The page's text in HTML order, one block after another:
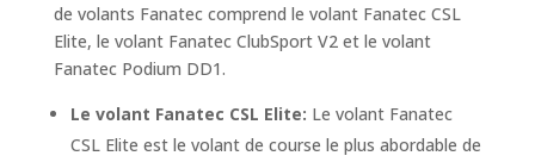
de volants Fanatec comprend le volant Fanatec CSL
Elite, le volant Fanatec ClubSport V2 et le volant
Fanatec Podium DD1.
Le volant Fanatec CSL Elite: Le volant Fanatec
CSL Elite est le volant de course le plus abordable de